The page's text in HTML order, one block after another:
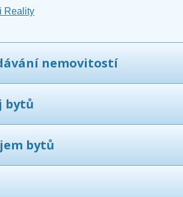
nemovitostí
bytů
bytů